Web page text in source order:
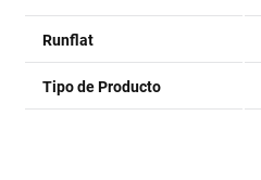
Runflat
Tipo de Producto